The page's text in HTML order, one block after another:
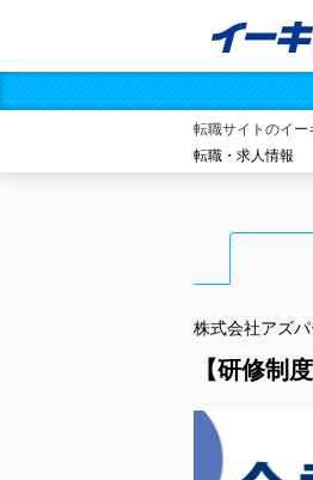
転職サイトのイー
転職・求人情報
株式会社アズ
【研修制